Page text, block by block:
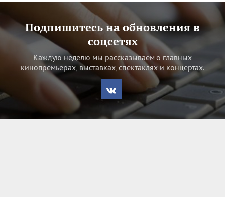
Подпишитесь на обновления в
соцсетях
Каждую неделю мы рассказываем о главных
кинопремьерах, выставках, спектаклях и концертах.